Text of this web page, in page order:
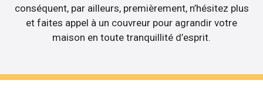
conséquent, par ailleurs, premièrement, n’hésitez plus
et faites appel à un couvreur pour agrandir votre
maison en toute tranquillité d’esprit.